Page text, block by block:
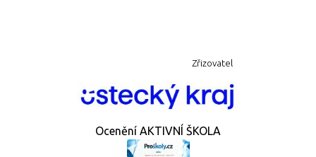
Zřizovatel
Ocenění AKTIVNÍ ŠKOLA